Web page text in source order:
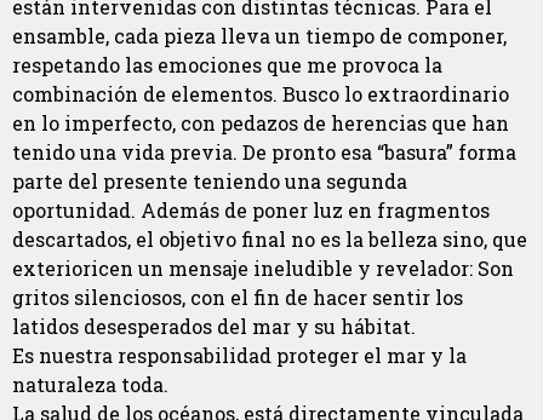
están intervenidas con distintas técnicas. Para el
ensamble, cada pieza lleva un tiempo de componer,
respetando las emociones que me provoca la
combinación de elementos. Busco lo extraordinario
en lo imperfecto, con pedazos de herencias que han
tenido una vida previa. De pronto esa “basura” forma
parte del presente teniendo una segunda
oportunidad. Además de poner luz en fragmentos
descartados, el objetivo final no es la belleza sino, que
exterioricen un mensaje ineludible y revelador: Son
gritos silenciosos, con el fin de hacer sentir los
latidos desesperados del mar y su hábitat.
Es nuestra responsabilidad proteger el mar y la
naturaleza toda.
La salud de los océanos, está directamente vinculada